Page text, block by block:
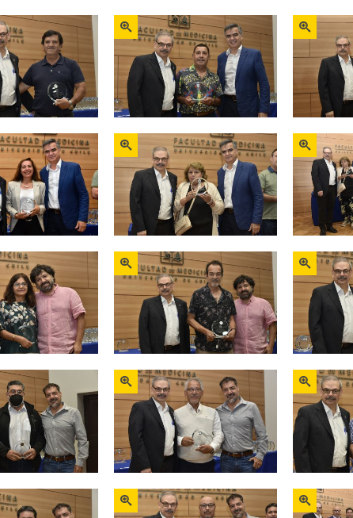
Zoom Zoom
Zoom Zoom
Zoom Zoom
Zoom Zoom
Zoom Zoom